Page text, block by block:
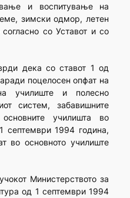
и воспитување на
зимски одмор, летен
со Уставот и со
дека со ставот 1 од
поцелосен опфат на
училиште и полесно
систем, забавишните
училишта во
септември 1994 година,
во основното училиште
Министерството за
од 1 септември 1994